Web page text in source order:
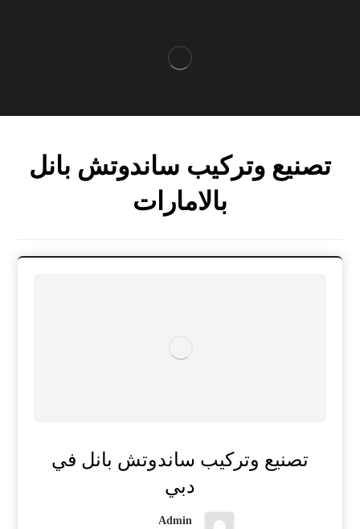
تصنيع وتركيب ساندوتش بانل
بالامارات
تصنيع وتركيب ساندوتش بانل في
دبي
Admin